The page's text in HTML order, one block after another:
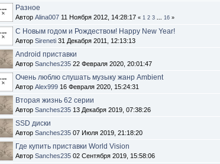
Разное
АвторAlina007 11 Ноября 2012, 14:28:17« 1 2 3 16 »
С Новым годом и Рождеством! Happy New Year!
АвторSireneti 31 Декабря 2011, 12:13:13
Android приставки
АвторSanches235 22 Февраля 2020, 20:01:47
Очень люблю слушать музыку жанр Ambient
АвторAlex999 16 Февраля 2020, 15:24:31
Вторая жизнь 62 серии
АвторSanches235 13 Декабря 2019, 07:38:26
SSD диски
АвторSanches235 07 Июля 2019, 21:18:20
Где купить приставки World Vision
АвторSanches235 02 Сентября 2019, 15:58:06